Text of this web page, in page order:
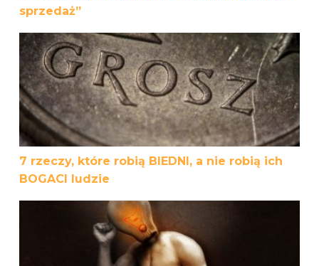
sprzedaż”
7 rzeczy, które robią BIEDNI, a nie robią ich BOGACI
7 rzeczy, które robią BIEDNI, a nie robią ich
BOGACI ludzie
5 perswazyjnych słów w sprzedaży, które kontrolują